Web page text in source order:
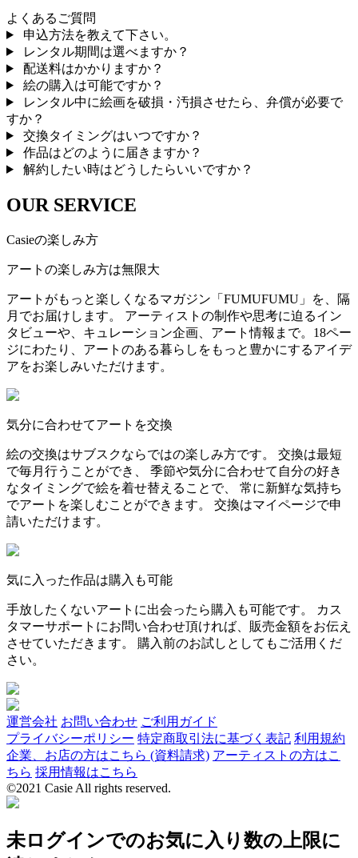
よくあるご質問
申込方法を教えて下さい。
レンタル期間は選べますか？
配送料はかかりますか？
絵の購入は可能ですか？
レンタル中に絵画を破損・汚損させたら、弁償が必要で
すか？
交換タイミングはいつですか？
作品はどのように届きますか？
解約したい時はどうしたらいいですか？
OUR SERVICE
Casieの楽しみ方
アートの楽しみ方は無限大
アートがもっと楽しくなるマガジン「FUMUFUMU」を、隔
月でお届けします。 アーティストの制作や思考に迫るイン
タビューや、キュレーション企画、アート情報まで。18ペー
ジにわたり、アートのある暮らしをもっと豊かにするアイデ
アをお楽しみいただけます。
気分に合わせてアートを交換
絵の交換はサブスクならではの楽しみ方です。 交換は最短
で毎月行うことができ、 季節や気分に合わせて自分の好き
なタイミングで絵を着せ替えることで、 常に新鮮な気持ち
でアートを楽しむことができます。 交換はマイページで申
請いただけます。
気に入った作品は購入も可能
手放したくないアートに出会ったら購入も可能です。 カス
タマーサポートにお問い合わせ頂ければ、販売金額をお伝え
させていただきます。 購入前のお試しとしてもご活用くだ
さい。
運営会社 お問い合わせ ご利用ガイド
プライバシーポリシー 特定商取引法に基づく表記 利用規約
企業、お店の方はこちら (資料請求) アーティストの方はこ
ちら 採用情報はこちら
©2021 Casie All rights reserved.
未ログインでのお気に入り数の上限に